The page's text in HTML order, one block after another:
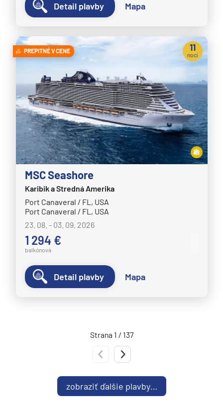
Detail plavby Mapa
PREPITNÉ V CENE
MSC Seashore
Karibik a Stredná Amerika
Port Canaveral / FL, USA
Port Canaveral / FL, USA
23. 08. - 03. 09. 2026
1 294 €
balkónová
11
nocí
Detail plavby Mapa
Strana 1 / 137
Predchádzajúca strana
zobraziť ďalšie plavby…